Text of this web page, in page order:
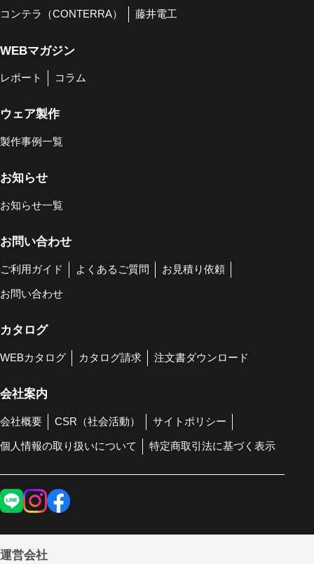
コンテラ（CONTERRA） 藤井電工
WEBマガジン
レポート コラム
ウェア製作
製作事例一覧
お知らせ
お知らせ一覧
お問い合わせ
ご利用ガイド よくあるご質問 お見積り依頼
お問い合わせ
カタログ
WEBカタログ カタログ請求 注文書ダウンロード
会社案内
会社概要 CSR（社会活動） サイトポリシー
個人情報の取り扱いについて 特定商取引法に基づく表示
運営会社